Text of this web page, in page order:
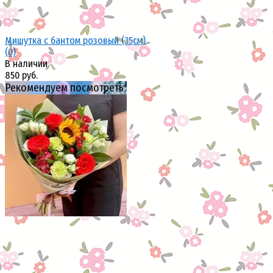
избранное сравнить
Мишутка с бантом розовый (35см)
(0)
В наличии
850 руб.
Рекомендуем посмотреть